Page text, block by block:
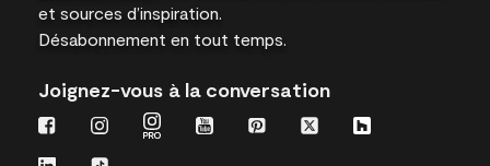
et sources d’inspiration.
Désabonnement en tout temps.
Joignez-vous à la conversation